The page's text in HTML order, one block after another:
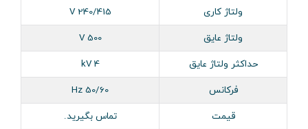
ولتاژ کاری
240/415 V
ولتاژ عایق
500 V
حداکثر ولتاژ عایق
4 kV
فرکانس
50/60 Hz
قیمت
تماس بگیرید.